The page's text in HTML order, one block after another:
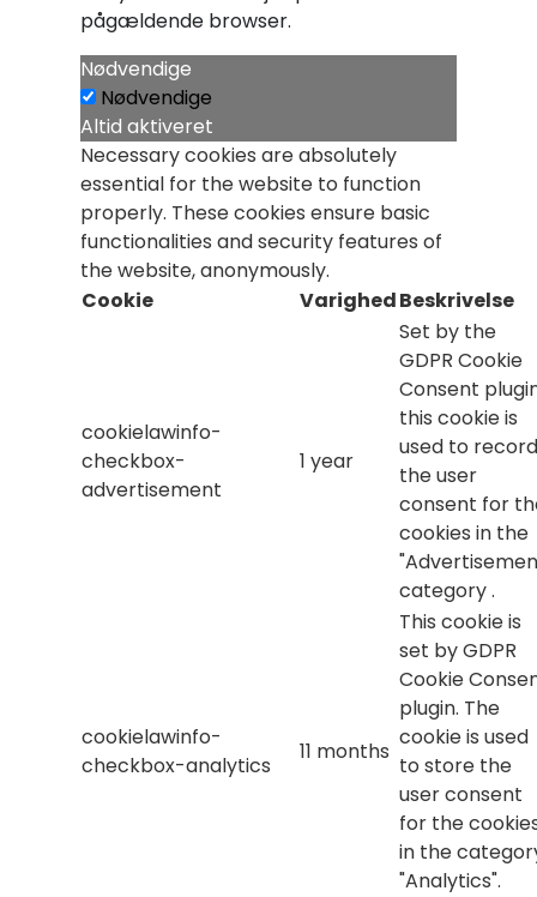
pågældende browser.
Nødvendige
Nødvendige
Altid aktiveret
Necessary cookies are absolutely
essential for the website to function
properly. These cookies ensure basic
functionalities and security features of
the website, anonymously.
Cookie
VarighedBeskrivelse
cookielawinfo-
checkbox-
advertisement
1 year
Set by the
GDPR Cookie
Consent
this cookie is
used to
the user
consent for
cookies in the
category .
cookielawinfo-
checkbox-analytics
11 months
This cookie is
set by GDPR
Cookie
plugin. The
cookie is used
to store the
user consent
for the
in the
"Analytics".